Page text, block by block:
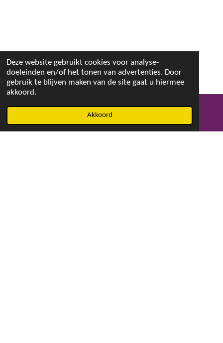
Deze website gebruikt cookies voor analyse-
doeleinden en/of het tonen van advertenties. Door
gebruik te blijven maken van de site gaat u hiermee
akkoord.
Akkoord